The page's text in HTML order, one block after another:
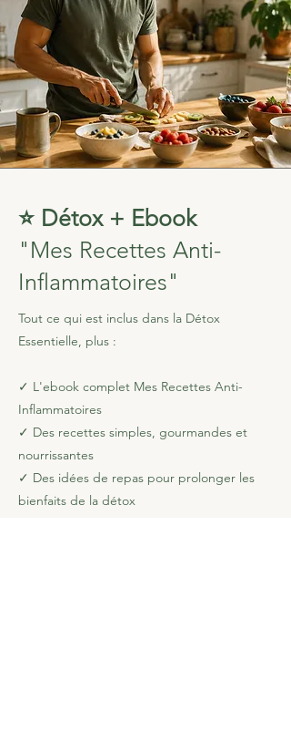
⭐ Détox + Ebook
"Mes Recettes Anti-
Inflammatoires"
Tout ce qui est inclus dans la Détox
Essentielle, plus :
✓ L'ebook complet Mes Recettes Anti-
Inflammatoires
✓ Des recettes simples, gourmandes et
nourrissantes
✓ Des idées de repas pour prolonger les
bienfaits de la détox